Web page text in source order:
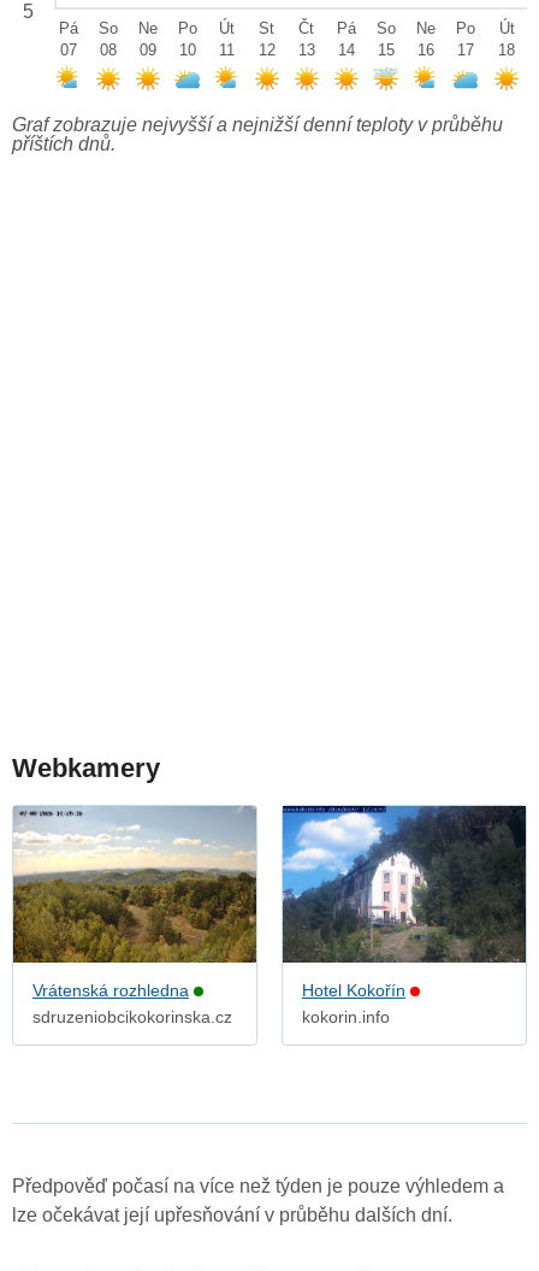
5
Pá
07
So
08
Ne
09
Po
10
Út
11
St
12
Čt
13
Pá
14
So
15
Ne
16
Po
17
Út
18
Graf zobrazuje nejvyšší a nejnižší denní teploty v průběhu
příštích dnů.
Webkamery
Vrátenská rozhledna
sdruzeniobcikokorinska.cz
Hotel Kokořín
kokorin.info
Předpověď počasí na více než týden je pouze výhledem a
lze očekávat její upřesňování v průběhu dalších dní.